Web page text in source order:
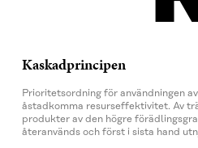
Kaskadprincipen
Prioritetsordning för användningen
åstadkomma resurseffektivitet. Av
produkter av den högre
återanvänds och först i sista hand